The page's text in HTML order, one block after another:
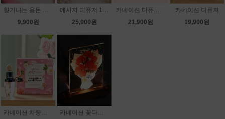
9,900원
25,000원
21,900원
카네이션 디퓨져
19,900원
카네이션 차량용 디퓨저 15ml
카네이션 꽃다발 LED 아크릴 무드등